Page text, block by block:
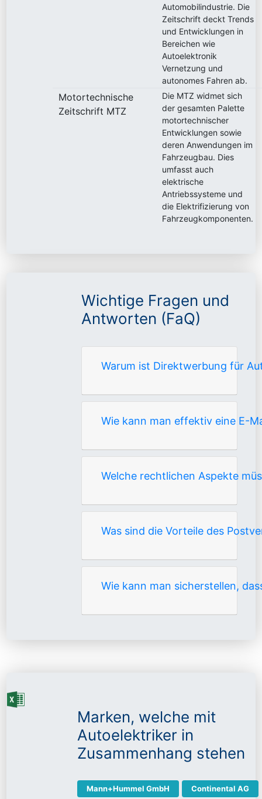
Automobilindustrie. Die
Zeitschrift deckt Trends
und Entwicklungen in
Bereichen wie
Autoelektronik
Vernetzung und
autonomes Fahren ab.
Motortechnische
Zeitschrift MTZ
Die MTZ widmet sich
der gesamten Palette
motortechnischer
Entwicklungen sowie
deren Anwendungen im
Fahrzeugbau. Dies
umfasst auch
elektrische
Antriebssysteme und
die Elektrifizierung von
Fahrzeugkomponenten.
Wichtige Fragen und
Antworten (FaQ)
Warum ist Direktwerbung für
Wie kann man effektiv eine E-
Welche rechtlichen Aspekte
Was sind die Vorteile des
Wie kann man sicherstellen,
Marken, welche mit
Autoelektriker in
Zusammenhang stehen
Mann+Hummel GmbH Continental AG